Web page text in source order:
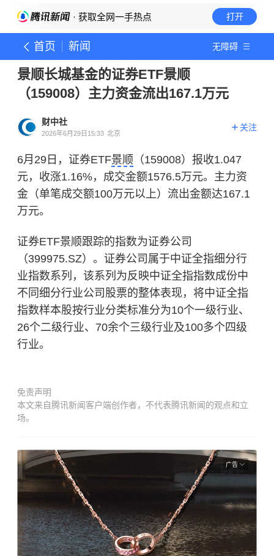
· 获取全网一手热点 打开
首页 新闻 无障碍
景顺长城基金的证券ETF景顺
（159008）主力资金流出167.1万元
财中社
2026年6月29日15:33 北京
关注
6月29日，证券ETF景顺 （159008）报收1.047
元，收涨1.16%，成交金额1576.5万元。主力资
金（单笔成交额100万元以上）流出金额达167.1
万元。
证券ETF景顺跟踪的指数为证券公司
（399975.SZ）。证券公司属于中证全指细分行
业指数系列，该系列为反映中证全指指数成份中
不同细分行业公司股票的整体表现，将中证全指
指数样本股按行业分类标准分为10个一级行业、
26个二级行业、70余个三级行业及100多个四级
行业。
免责声明
本文来自腾讯新闻客户端创作者，不代表腾讯新闻的观点和立
场。
广告